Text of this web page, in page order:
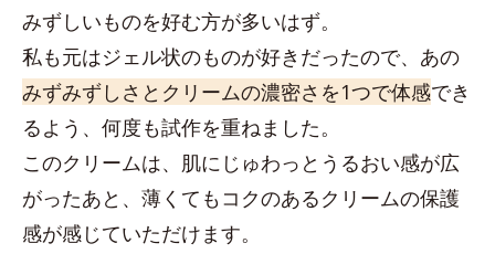
みずしいものを好む方が多いはず。
私も元はジェル状のものが好きだったので、あの
みずみずしさとクリームの濃密さを1つで体感でき
るよう、何度も試作を重ねました。
このクリームは、肌にじゅわっとうるおい感が広
がったあと、薄くてもコクのあるクリームの保護
感が感じていただけます。